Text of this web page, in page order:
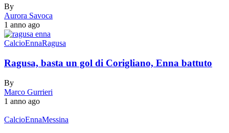
By
Aurora Savoca
1 anno ago
CalcioEnnaRagusa
Ragusa, basta un gol di Corigliano, Enna battuto
By
Marco Gurrieri
1 anno ago
CalcioEnnaMessina